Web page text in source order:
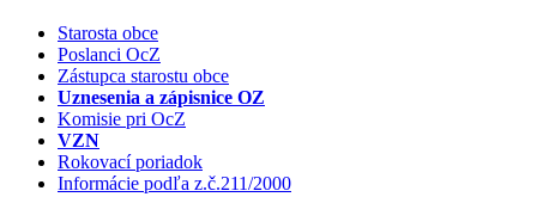
Starosta obce
Poslanci OcZ
Zástupca starostu obce
Uznesenia a zápisnice OZ
Komisie pri OcZ
VZN
Rokovací poriadok
Informácie podľa z.č.211/2000